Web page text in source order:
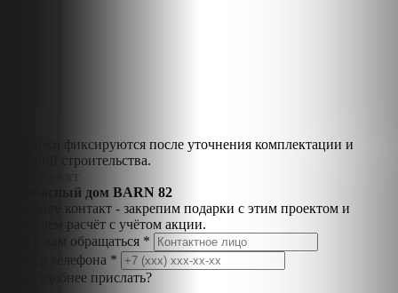
Подарки фиксируются после уточнения комплектации и
условий строительства.
Ваш проект
Каркасный дом BARN 82
Оставьте контакт - закрепим подарки с этим проектом и
пришлём расчёт с учётом акции.
Как к вам обращаться *
Номер телефона *
Куда удобнее прислать?